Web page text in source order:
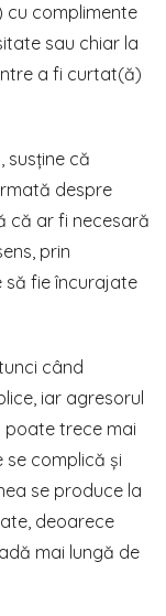
cu complimente
sau chiar la
a fi curtat(ă)
susține că
despre
că ar fi necesară
prin
să fie încurajate
când
iar agresorul
poate trece mai
se complică și
se produce la
deoarece
mai lungă de